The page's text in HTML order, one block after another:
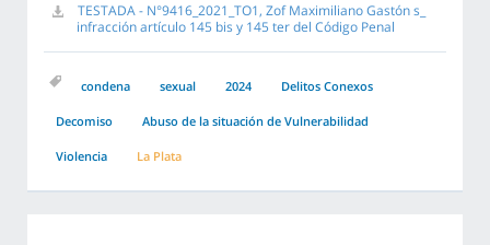
TESTADA - N°9416_2021_TO1, Zof Maximiliano Gastón s_
infracción artículo 145 bis y 145 ter del Código Penal
condena sexual 2024 Delitos Conexos
Decomiso Abuso de la situación de Vulnerabilidad
Violencia La Plata